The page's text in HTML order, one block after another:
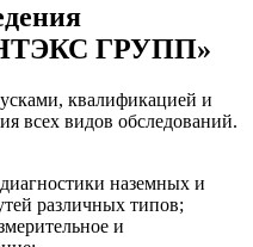
ГРУПП»
квалификацией и
всех видов обследований.
наземных и
различных типов;
и